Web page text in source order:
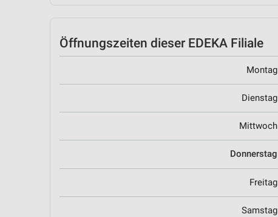
Öffnungszeiten dieser EDEKA Filiale
Montag
Dienstag
Mittwoch
Donnerstag
Freitag
Samstag